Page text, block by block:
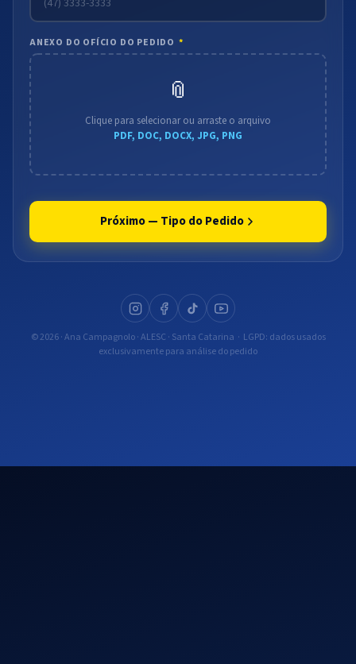
ANEXO DO OFÍCIO DO PEDIDO *
📎
Clique para selecionar ou arraste o arquivo
PDF, DOC, DOCX, JPG, PNG
Próximo — Tipo do Pedido
© 2026 · Ana Campagnolo · ALESC · Santa Catarina · LGPD: dados usados
exclusivamente para análise do pedido